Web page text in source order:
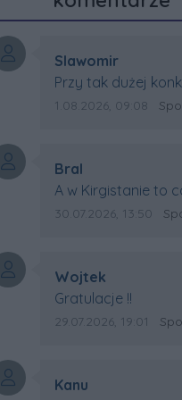
Autor komentarza:
Slawomir
Treść komentarza:
Przy tak dużej
wielki sukces
Data dodania
1.08.2026, 09:08 Sporty
Autor komentarza:
Bral
Treść komentarza:
A w Kirgistanie to
Mistrzostwa
Data dodania
30.07.2026, 13:50
Autor komentarza:
Wojtek
Treść komentarza:
Gratulacje !!
Data dodania
29.07.2026, 19:01 Sporty
Autor komentarza:
Kanu